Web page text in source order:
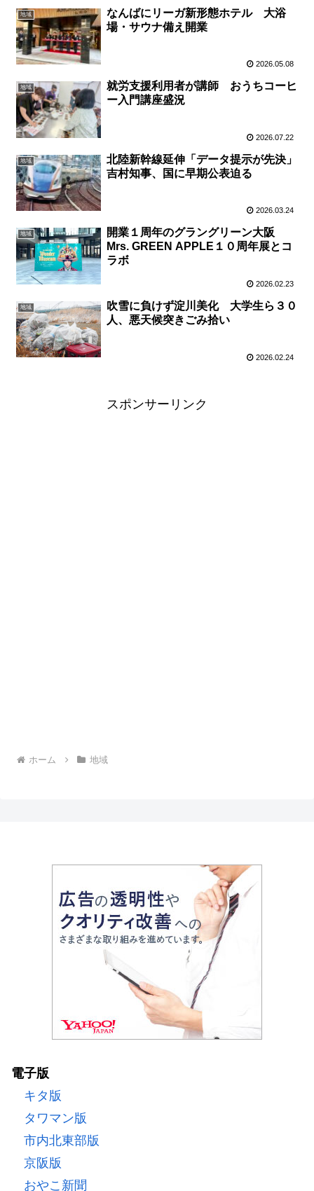
地域
なんばにリーガ新形態ホテル 大浴
場・サウナ備え開業
2026.05.08
地域
就労支援利用者が講師 おうちコーヒ
ー入門講座盛況
2026.07.22
地域
北陸新幹線延伸「データ提示が先決」
吉村知事、国に早期公表迫る
2026.03.24
地域
開業１周年のグラングリーン大阪
Mrs. GREEN APPLE１０周年展とコ
ラボ
2026.02.23
地域
吹雪に負けず淀川美化 大学生ら３０
人、悪天候突きごみ拾い
2026.02.24
スポンサーリンク
ホーム 地域
電子版
キタ版
タワマン版
市内北東部版
京阪版
おやこ新聞